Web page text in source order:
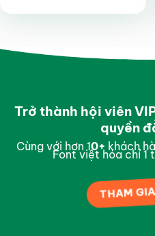
hạng4.35
Trở thành hội viên
quyền
Cùng với hơn 10+ khách
Font việt hóa chỉ 1
THAM